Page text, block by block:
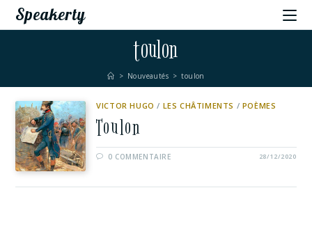
Speakerty
toulon
> Nouveautés > toulon
VICTOR HUGO / LES CHÂTIMENTS / POÈMES
Toulon
0 COMMENTAIRE 28/12/2020